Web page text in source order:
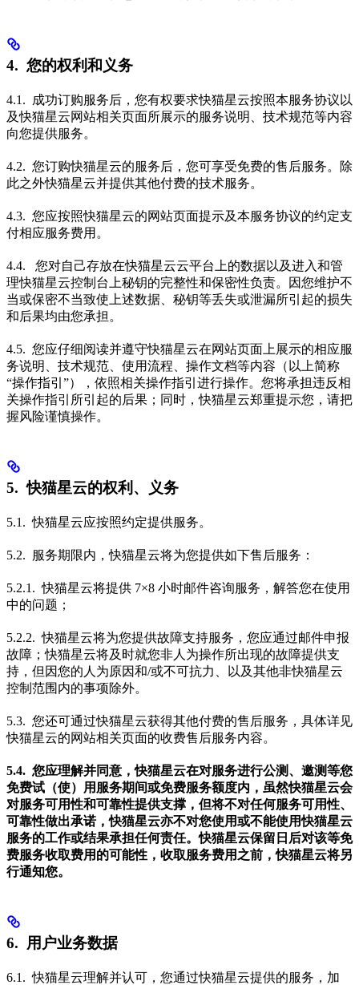
4. 您的权利和义务
4.1. 成功订购服务后，您有权要求快猫星云按照本服务协议以
及快猫星云网站相关页面所展示的服务说明、技术规范等内容
向您提供服务。
4.2. 您订购快猫星云的服务后，您可享受免费的售后服务。除
此之外快猫星云并提供其他付费的技术服务。
4.3. 您应按照快猫星云的网站页面提示及本服务协议的约定支
付相应服务费用。
4.4. 您对自己存放在快猫星云云平台上的数据以及进入和管
理快猫星云控制台上秘钥的完整性和保密性负责。因您维护不
当或保密不当致使上述数据、秘钥等丢失或泄漏所引起的损失
和后果均由您承担。
4.5. 您应仔细阅读并遵守快猫星云在网站页面上展示的相应服
务说明、技术规范、使用流程、操作文档等内容（以上简称
“操作指引”），依照相关操作指引进行操作。您将承担违反相
关操作指引所引起的后果；同时，快猫星云郑重提示您，请把
握风险谨慎操作。
5. 快猫星云的权利、义务
5.1. 快猫星云应按照约定提供服务。
5.2. 服务期限内，快猫星云将为您提供如下售后服务：
5.2.1. 快猫星云将提供 7×8 小时邮件咨询服务，解答您在使用
中的问题；
5.2.2. 快猫星云将为您提供故障支持服务，您应通过邮件申报
故障；快猫星云将及时就您非人为操作所出现的故障提供支
持，但因您的人为原因和/或不可抗力、以及其他非快猫星云
控制范围内的事项除外。
5.3. 您还可通过快猫星云获得其他付费的售后服务，具体详见
快猫星云的网站相关页面的收费售后服务内容。
5.4. 您应理解并同意，快猫星云在对服务进行公测、邀测等您
免费试（使）用服务期间或免费服务额度内，虽然快猫星云会
对服务可用性和可靠性提供支撑，但将不对任何服务可用性、
可靠性做出承诺，快猫星云亦不对您使用或不能使用快猫星云
服务的工作或结果承担任何责任。快猫星云保留日后对该等免
费服务收取费用的可能性，收取服务费用之前，快猫星云将另
行通知您。
6. 用户业务数据
6.1. 快猫星云理解并认可，您通过快猫星云提供的服务，加